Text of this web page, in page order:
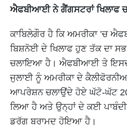
ਐਫਬੀਆਈ ਨੇ ਗੈਂਗਸਟਰਾਂ
ਕਾਬਿਲੇਗੌਰ ਹੈ ਕਿ ਅਮਰੀਕਾ ’ਚ
ਬਿਸ਼ਨੋਈ ਦੇ ਖਿਲਾਫ ਹੁਣ ਤੱਕ ਦਾ
ਚਲਾਇਆ ਹੈ। ਐਫਬੀਆਈ ਤੇ
ਜੁਲਾਈ ਨੂੰ ਅਮਰੀਕਾ ਦੇ
ਆਪਰੇਸ਼ਨ ਚਲਾਉਂਦੇ ਹੋਏ ਘੱਟੋ-ਘੱਟ 20
ਲਿਆ ਹੈ ਅਤੇ ਉਨ੍ਹਾਂ ਦੇ ਕਈ
ਡਰੱਗ ਬਰਾਮਦ ਹੋਇਆ ਹੈ।